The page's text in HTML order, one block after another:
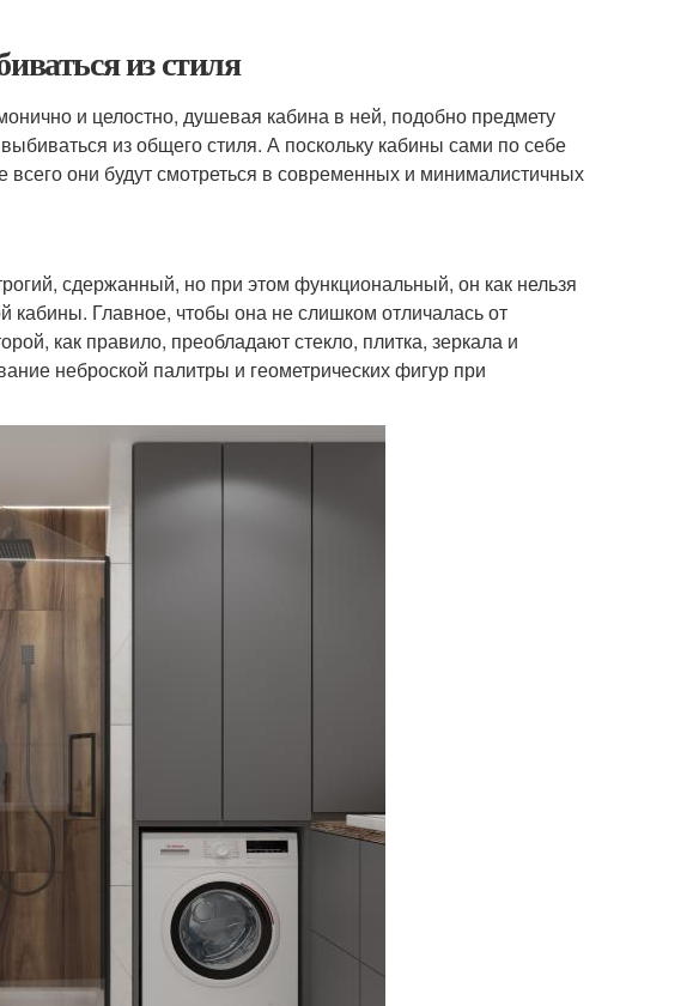
из стиля
и целостно, душевая кабина в ней, подобно предмету
из общего стиля. А поскольку кабины сами по себе
они будут смотреться в современных и минималистичных
сдержанный, но при этом функциональный, он как нельзя
кабины. Главное, чтобы она не слишком отличалась от
как правило, преобладают стекло, плитка, зеркала и
неброской палитры и геометрических фигур при